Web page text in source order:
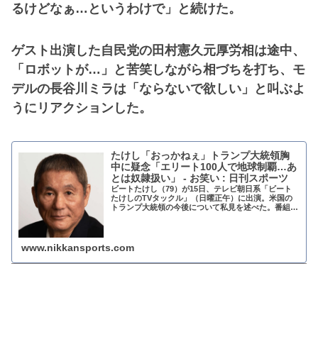
るけどなぁ…というわけで」と続けた。
ゲスト出演した自民党の田村憲久元厚労相は途中、
「ロボットが…」と苦笑しながら相づちを打ち、モ
デルの長谷川ミラは「ならないで欲しい」と叫ぶよ
うにリアクションした。
たけし「おっかねぇ」トランプ大統領胸
中に疑念「エリート100人で地球制覇…あ
とは奴隷扱い」 - お笑い : 日刊スポーツ
ビートたけし（79）が15日、テレビ朝日系「ビート
たけしのTVタックル」（日曜正午）に出演。米国の
トランプ大統領の今後について私見を述べた。番組で
www.nikkansports.com